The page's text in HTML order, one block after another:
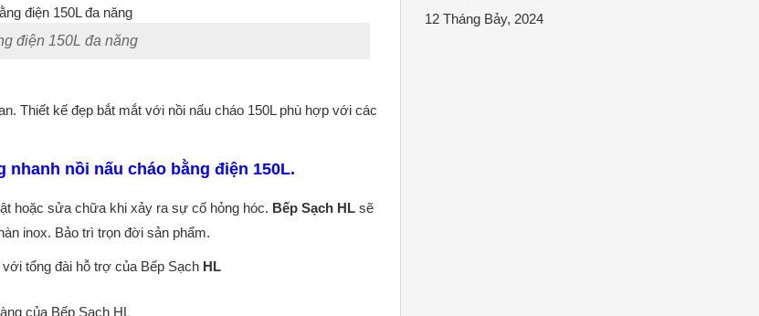
điện 150L đa năng
Thiết kế đẹp bắt mắt với nồi nấu cháo 150L phù hợp với các
nồi nấu cháo bằng điện 150L.
hoặc sửa chữa khi xảy ra sự cố hỏng hóc. Bếp Sạch HL sẽ
inox. Bảo trì trọn đời sản phẩm.
tổng đài hỗ trợ của Bếp Sạch HL
12 Tháng Bảy, 2024